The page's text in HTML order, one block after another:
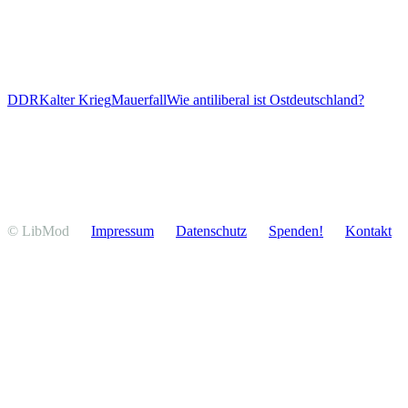
DDRKalter KriegMauerfallWie antiliberal ist Ostdeutschland?
© LibMod Impressum Daten­schutz Spenden! Kontakt